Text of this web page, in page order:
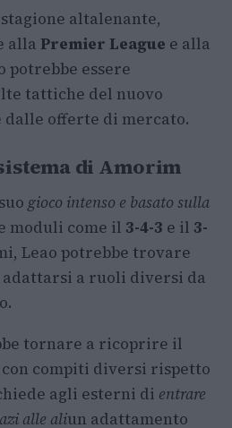
altalenante,
alla Premier League e alla
potrebbe essere
tattiche del nuovo
dalle offerte di mercato.
di Amorim
gioco intenso e basato sulla
moduli come il 3-4-3 e il 3-
Leao potrebbe trovare
adattarsi a ruoli diversi da
tornare a ricoprire il
compiti diversi rispetto
agli esterni di entrare
alle aliun adattamento